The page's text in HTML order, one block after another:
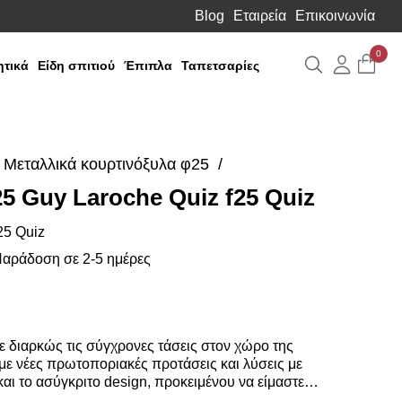
Blog Εταιρεία Επικοινωνία
Είδη σπιτιού Έπιπλα Ταπετσαρίες Αναζήτηση
0
Μεταλλικά κουρτινόξυλα φ25
Guy Laroche Quiz f25 Quiz
Quiz
σε 2-5 ημέρες
τις σύγχρονες τάσεις στον χώρο της
νέες πρωτοποριακές προτάσεις και λύσεις με
το ασύγκριτο design, προκειμένου να είμαστε